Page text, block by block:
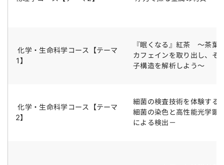
化学・生命科学コース【テーマ
1】
『眠くなる』紅茶 ～茶葉
カフェインを取り出し、そ
子構造を解析しよう～
化学・生命科学コース【テーマ
2】
細菌の検査技術を体験す
細菌の染色と高性能光学顕
による検出－